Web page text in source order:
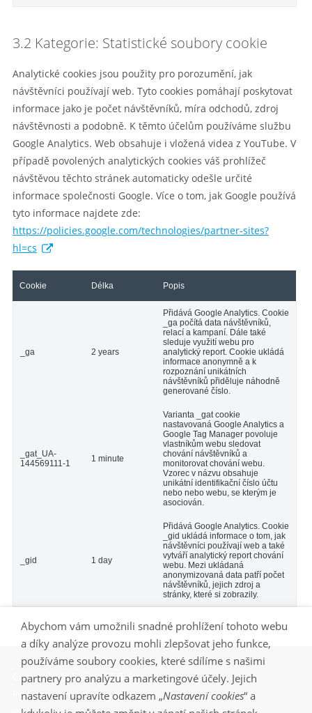
3.2 Kategorie: Statistické soubory cookie
Analytické cookies jsou použity pro porozumění, jak
návštěvníci používají web. Tyto cookies pomáhají poskytovat
informace jako je počet návštěvníků, míra odchodů, zdroj
návštěvnosti a podobně. K těmto účelům používáme službu
Google Analytics. Web obsahuje i vložená videa z YouTube. V
případě povolených analytických cookies váš prohlížeč
návštěvou těchto stránek automaticky odešle určité
informace společnosti Google. Více o tom, jak Google používá
tyto informace najdete zde:
https://policies.google.com/technologies/partner-sites?
hl=cs
Cookie Délka Popis
_ga 2 years
Přidává Google Analytics. Cookie
_ga počítá data návštěvníků,
relací a kampaní. Dále také
sleduje využití webu pro
analytický report. Cookie ukládá
informace anonymně a k
rozpoznání unikátních
návštěvníků přiděluje náhodně
generované číslo.
_gat_UA-
144569111-1
1 minute
Varianta _gat cookie
nastavovaná Google Analytics a
Google Tag Manager povoluje
vlastníkům webu sledovat
chování návštěvníků a
monitorovat chování webu.
Vzorec v názvu obsahuje
unikátní identifikační číslo účtu
nebo nebo webu, se kterým je
asociován.
_gid 1 day
Přidává Google Analytics. Cookie
_gid ukládá informace o tom, jak
návštěvníci používají web a také
vytváří analytický report chování
webu. Mezi ukládaná
anonymizovaná data patří počet
návštěvníků, jejich zdroj a
stránky, které si zobrazily.
Copyright © Daikin CZ & Firma s.r.o.
Používání souborů cookies
Abychom vám umožnili snadné prohlížení tohoto webu
a díky analýze provozu mohli zlepšovat jeho funkce,
používáme soubory cookies, které sdílíme s našimi
partnery pro analýzu a marketingové účely. Jejich
nastavení upravíte odkazem „Nastavení cookies“ a